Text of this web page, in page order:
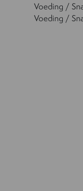
Voeding /
Voeding /